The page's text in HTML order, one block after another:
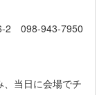
2 098-943-7950
当日に会場でチ